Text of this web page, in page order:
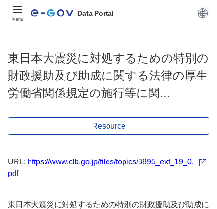
Menu
Data Portal
東日本大震災に対処するための特別の
財政援助及び助成に関する法律の厚生
労働省関係規定の施行等に関...
Resource
URL: https://www.clb.go.jp/files/topics/3895_ext_19_0.
pdf
東日本大震災に対処するための特別の財政援助及び助成に